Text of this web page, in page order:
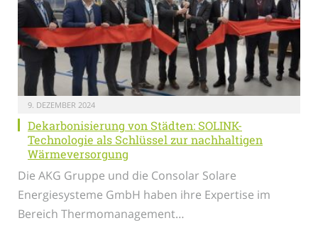
9. DEZEMBER 2024
Dekarbonisierung von Städten: SOLINK-
Technologie als Schlüssel zur nachhaltigen
Wärmeversorgung
Die AKG Gruppe und die Consolar Solare
Energiesysteme GmbH haben ihre Expertise im
Bereich Thermomanagement…